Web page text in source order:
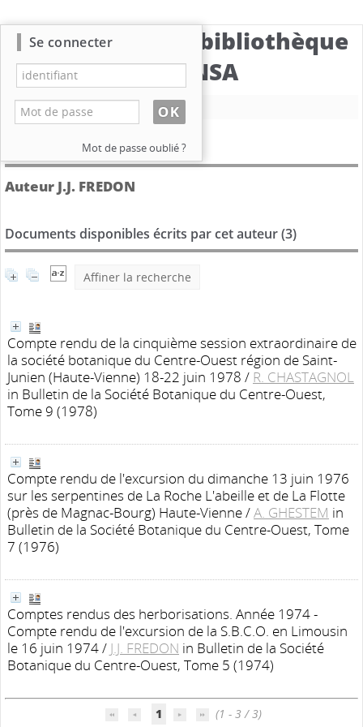
Catalogue de la bibliothèque
du CBNSA
Nouvelle recherche
Détail de l'auteur
Auteur J.J. FREDON
Documents disponibles écrits par cet auteur (3)
Affiner la recherche
Compte rendu de la cinquième session extraordinaire de
la société botanique du Centre-Ouest région de Saint-
Junien (Haute-Vienne) 18-22 juin 1978 / R. CHASTAGNOL
in Bulletin de la Société Botanique du Centre-Ouest,
Tome 9 (1978)
Compte rendu de l'excursion du dimanche 13 juin 1976
sur les serpentines de La Roche L'abeille et de La Flotte
(près de Magnac-Bourg) Haute-Vienne/A. GHESTEM in
Bulletin de la Société Botanique du Centre-Ouest, Tome
7 (1976)
Comptes rendus des herborisations. Année 1974 -
Compte rendu de l'excursion de la S.B.C.O. en Limousin
le 16 juin 1974/ J.J. FREDON in Bulletin de la Société
Botanique du Centre-Ouest, Tome 5 (1974)
1 (1 - 3 / 3)
Se connecter
Mot de passe oublié ?